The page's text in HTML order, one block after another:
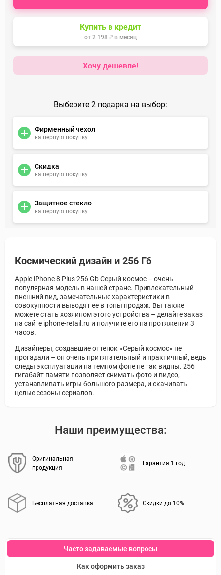
Купить в кредит
от 2 198 ₽ в месяц
Хочу дешевле!
Выберите 2 подарка на выбор:
Фирменный чехол
на первую покупку
Скидка
на первую покупку
Защитное стекло
на первую покупку
Космический дизайн и 256 Гб
Apple iPhone 8 Plus 256 Gb Серый космос – очень
популярная модель в нашей стране. Привлекательный
внешний вид, замечательные характеристики в
совокупности выводят ее в топы продаж. Вы также
можете стать хозяином этого устройства – делайте заказ
на сайте iphone-retail.ru и получите его на протяжении 3
часов.
Дизайнеры, создавшие оттенок «Серый космос» не
прогадали – он очень притягательный и практичный, ведь
следы эксплуатации на темном фоне не так видны. 256
гигабайт памяти позволяет снимать фото и видео,
устанавливать игры большого размера, и скачивать
целые сезоны сериалов.
Наши преимущества:
Оригинальная
продукция
Гарантия 1 год
Бесплатная доставка Скидки до 10%
Часто задаваемые вопросы
Как оформить заказ